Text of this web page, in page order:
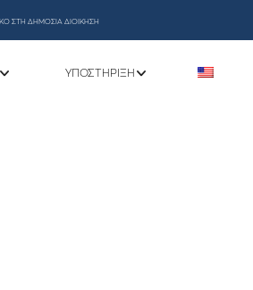
ΣΤΗ ΔΗΜΟΣΙΑ ΔΙΟΙΚΗΣΗ
ΥΠΟΣΤΉΡΙΞΗ